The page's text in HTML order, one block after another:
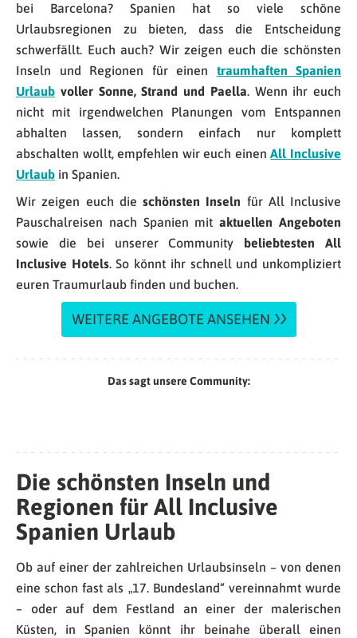
bei Barcelona? Spanien hat so viele schöne
Urlaubsregionen zu bieten, dass die Entscheidung
schwerfällt. Euch auch? Wir zeigen euch die schönsten
Inseln und Regionen für einen traumhaften Spanien
Urlaub voller Sonne, Strand und Paella. Wenn ihr euch
nicht mit irgendwelchen Planungen vom Entspannen
abhalten lassen, sondern einfach nur komplett
abschalten wollt, empfehlen wir euch einenAll Inclusive
Urlaub in Spanien.
Wir zeigen euch die schönsten Inseln für All Inclusive
Pauschalreisen nach Spanien mitaktuellen Angeboten
sowie die bei unserer Community
beliebtesten All
Inclusive Hotels. So könnt ihr schnell und unkompliziert
euren Traumurlaub finden und buchen.
WEITERE ANGEBOTE ANSEHEN
Das sagt unsere Community:
Die schönsten Inseln und
Regionen für All Inclusive
Spanien Urlaub
Ob auf einer der zahlreichen Urlaubsinseln – von denen
eine schon fast als „17. Bundesland“ vereinnahmt wurde
– oder auf dem Festland an einer der malerischen
Küsten, in Spanien könnt ihr beinahe überall einen